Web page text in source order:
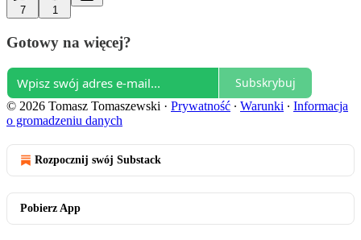
7 1
Gotowy na więcej?
Subskrybuj
© 2026 Tomasz Tomaszewski · Prywatność ∙ Warunki ∙ Informacja
o gromadzeniu danych
Rozpocznij swój Substack
Pobierz App